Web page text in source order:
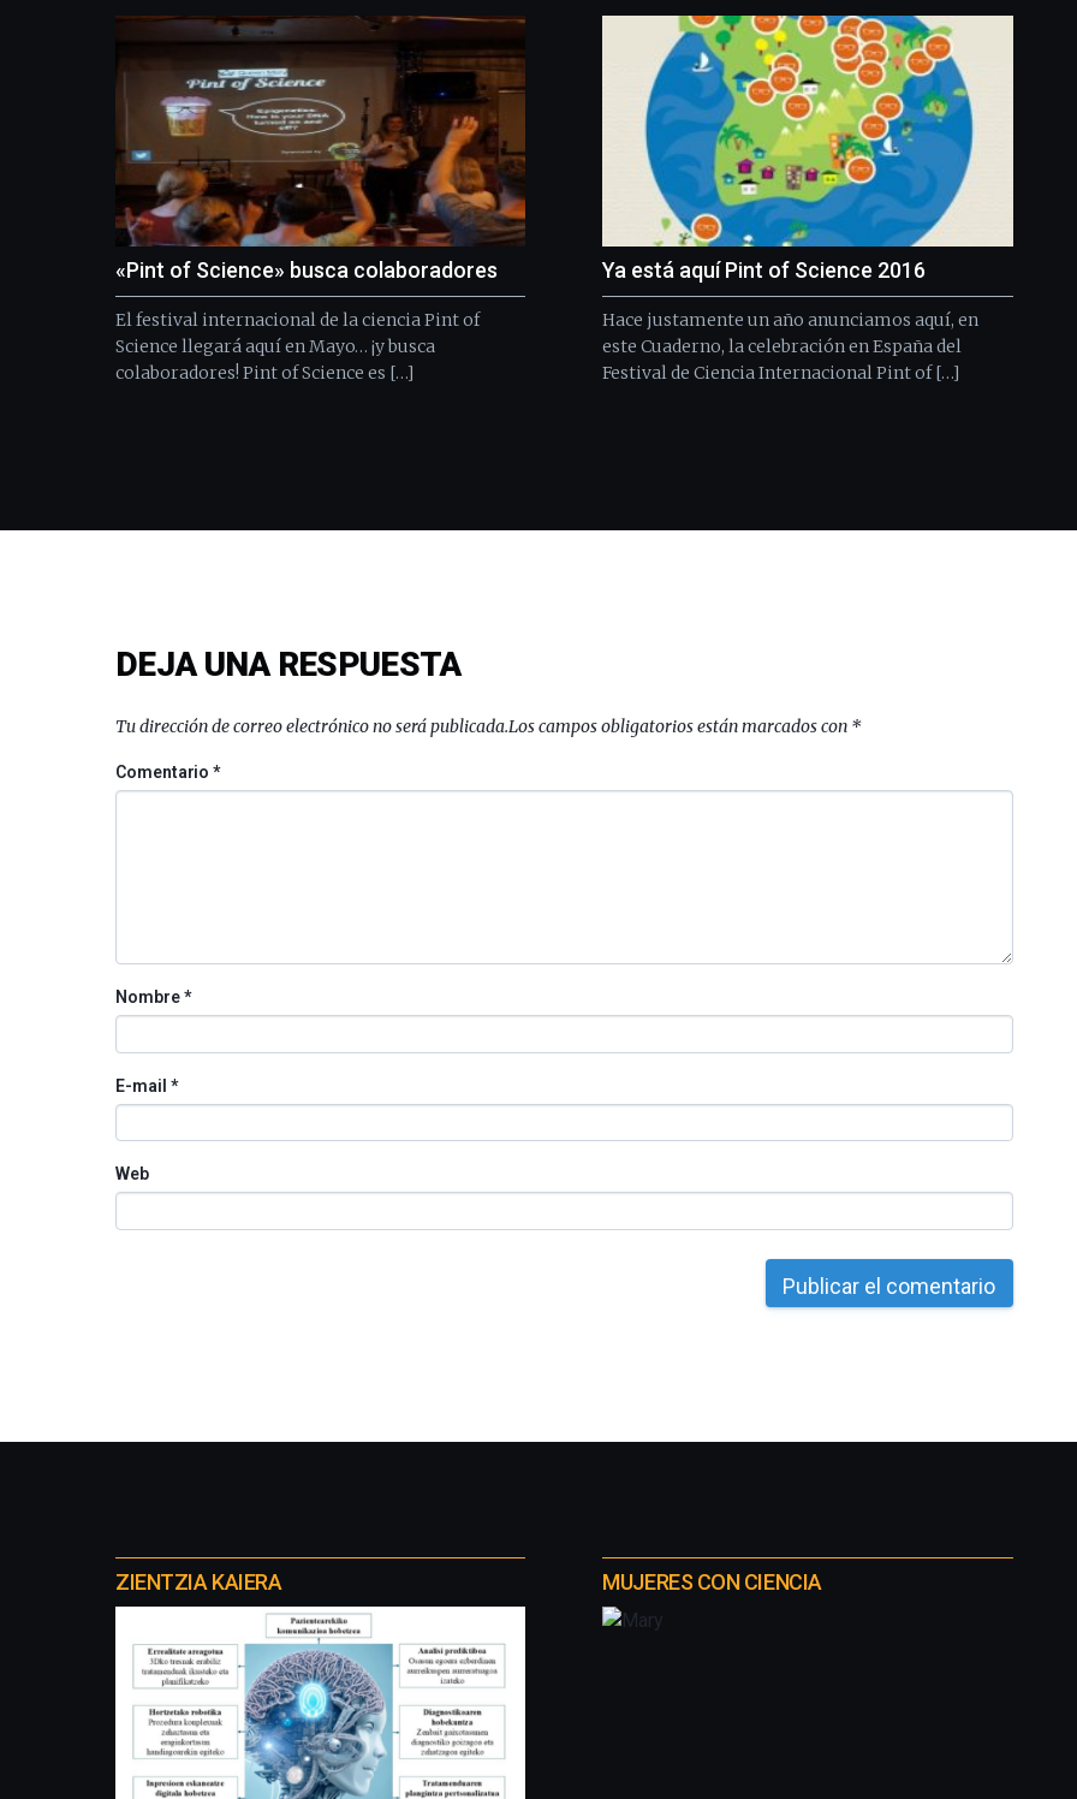
«Pint of Science» busca colaboradores
El festival internacional de la ciencia Pint of
Science llegará aquí en Mayo… ¡y busca
colaboradores! Pint of Science es […]
Ya está aquí Pint of Science 2016
Hace justamente un año anunciamos aquí, en
este Cuaderno, la celebración en España del
Festival de Ciencia Internacional Pint of […]
DEJA UNA RESPUESTA
Tu dirección de correo electrónico no será publicada.Los campos obligatorios están marcados con *
Comentario*
Nombre*
E-mail *
Web
proyectos
ZIENTZIA KAIERA MUJERES CON CIENCIA